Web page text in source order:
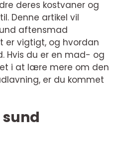
deres kostvaner og
Denne artikel vil
aftensmad
er vigtigt, og hvordan
Hvis du er en mad- og
i at lære mere om den
er du kommet